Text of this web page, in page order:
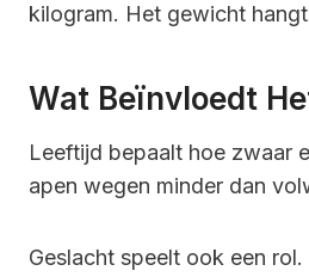
kilogram. Het gewicht
Wat Beïnvloedt
Leeftijd bepaalt hoe zwaar
apen wegen minder dan
Geslacht speelt ook een